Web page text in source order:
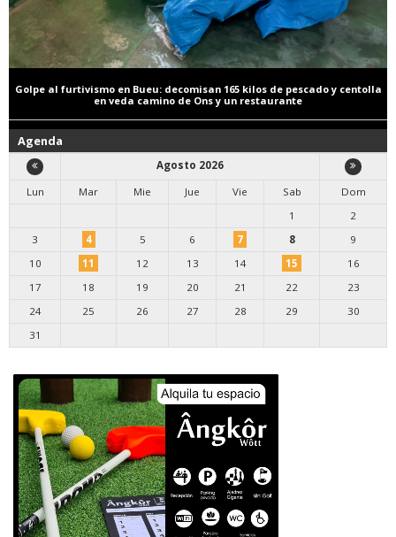
Golpe al furtivismo en Bueu: decomisan 165 kilos de pescado y centolla
en veda camino de Ons y un restaurante
Agenda
Agosto 2026
Lun
Mar Mie Jue Vie Sab
Dom
1
2
3
4 5 6 7 8
9
10
11 12 13 14 15
16
17
18 19 20 21 22
23
24
25 26 27 28 29
30
31